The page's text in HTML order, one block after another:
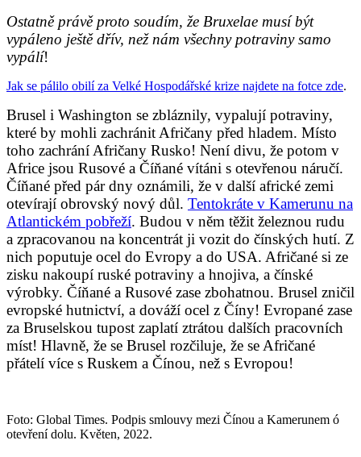
Ostatně právě proto soudím, že Bruxelae musí být
vypáleno ještě dřív, než nám všechny potraviny samo
vypálí!
Jak se pálilo obilí za Velké Hospodářské krize najdete na fotce zde.
Brusel i Washington se zbláznily, vypalují potraviny,
které by mohli zachránit Afričany před hladem. Místo
toho zachrání Afričany Rusko! Není divu, že potom v
Africe jsou Rusové a Číňané vítáni s otevřenou náručí.
Číňané před pár dny oznámili, že v další africké zemi
otevírají obrovský nový důl. Tentokráte v Kamerunu na
Atlantickém pobřeží. Budou v něm těžit železnou rudu
a zpracovanou na koncentrát ji vozit do čínských hutí. Z
nich poputuje ocel do Evropy a do USA. Afričané si ze
zisku nakoupí ruské potraviny a hnojiva, a čínské
výrobky. Číňané a Rusové zase zbohatnou. Brusel zničil
evropské hutnictví, a dováží ocel z Číny! Evropané zase
za Bruselskou tupost zaplatí ztrátou dalších pracovních
míst! Hlavně, že se Brusel rozčiluje, že se Afričané
přátelí více s Ruskem a Čínou, než s Evropou!
Foto: Global Times. Podpis smlouvy mezi Čínou a Kamerunem ó
otevření dolu. Květen, 2022.